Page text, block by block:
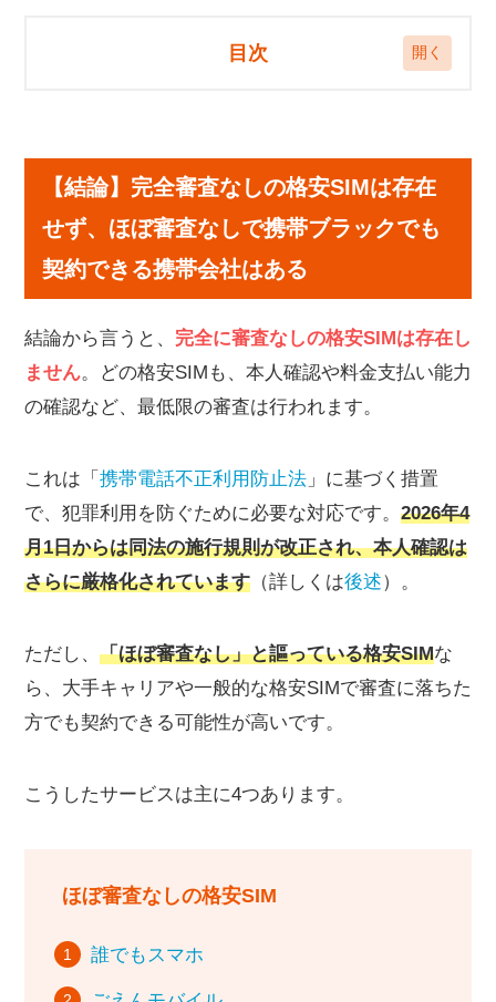
目次
社はある
SIMのみ契約する前に確認したい3つの条件
クレジットカード以外の支払い手段があるか
クでもSIMのみ契約できる
誰でもスマホ｜スマホ契約実績99.84%でSIMのみ契約
ごえんモバイル｜審査なし・クレカなしで業界最安級
だれでもモバイル｜事前審査不要でeSIMなら最短即日
開通
サンシスコン｜SIMのみ契約・スマホセットの両方が
契約時にいくら払う？初期費用と支払い方法で選
審査が緩いSIMのみ契約できる格安SIMおすすめ6
LINEMO｜分割審査なし・クレジットカードなしでも
ahamo｜職業不問でクレジットカードなしで契約でき
【結論】完全審査なしの格安SIMは存在
せず、ほぼ審査なしで携帯ブラックでも
契約できる携帯会社はある
結論から言うと、 完全に審査なしの格安SIMは存在し
ません。どの格安SIMも、本人確認や料金支払い能力
の確認など、最低限の審査は行われます。
これは「 携帯電話不正利用防止法 」に基づく措置
で、犯罪利用を防ぐために必要な対応です。 2026年4
月1日からは同法の施行規則が改正され、本人確認は
さらに厳格化されています （詳しくは後述）。
ただし、 「ほぼ審査なし」と謳っている格安SIMな
ら、大手キャリアや一般的な格安SIMで審査に落ちた
方でも契約できる可能性が高いです。
こうしたサービスは主に4つあります。
ほぼ審査なしの格安SIM
誰でもスマホ